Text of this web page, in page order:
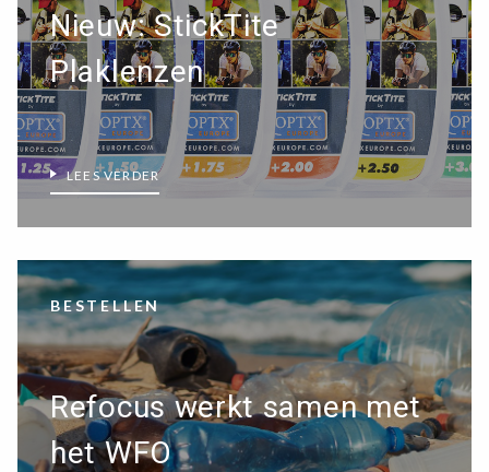
ALLE BEELDSCHERMBRILLEN
ALLE LEESZONNEBRILLEN
DRUPPELBRILLEN
DAMES LEESBRILLEN
HEREN LEESBRILLEN
BRIL ACCESSOIRES
Nieuw: StickTite
Plaklenzen
LEES VERDER
BESTELLEN
Refocus werkt samen met
het WFO